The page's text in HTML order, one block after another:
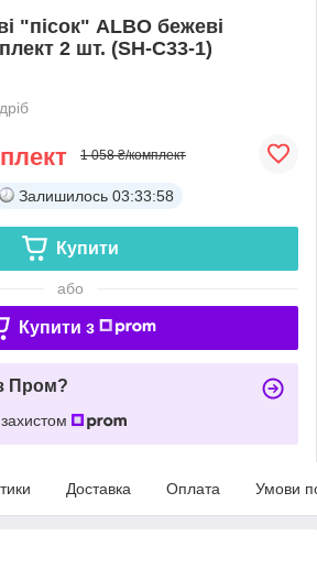
"пісок" ALBO бежеві
2 шт. (SH-C33-1)
1 058 ₴/комплект
Залишилось 03:33:57
Купити
або
Купити з
Пром?
Доставка Оплата Умови